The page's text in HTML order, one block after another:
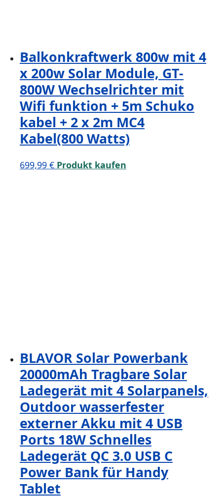
Balkonkraftwerk 800w mit 4
x 200w Solar Module, GT-
800W Wechselrichter mit
Wifi funktion + 5m Schuko
kabel + 2 x 2m MC4
Kabel(800 Watts)
699,99 € Produkt kaufen
BLAVOR Solar Powerbank
20000mAh Tragbare Solar
Ladegerät mit 4 Solarpanels,
Outdoor wasserfester
externer Akku mit 4 USB
Ports 18W Schnelles
Ladegerät QC 3.0 USB C
Power Bank für Handy
Tablet